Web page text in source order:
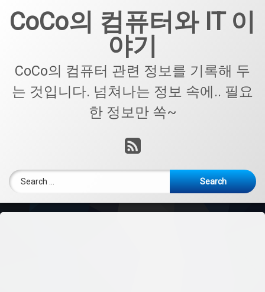
content
CoCo의 컴퓨터와 IT 이
야기
CoCo의 컴퓨터 관련 정보를 기록해 두
는 것입니다. 넘쳐나는 정보 속에.. 필요
한 정보만 쏙~
RSS
Search for: